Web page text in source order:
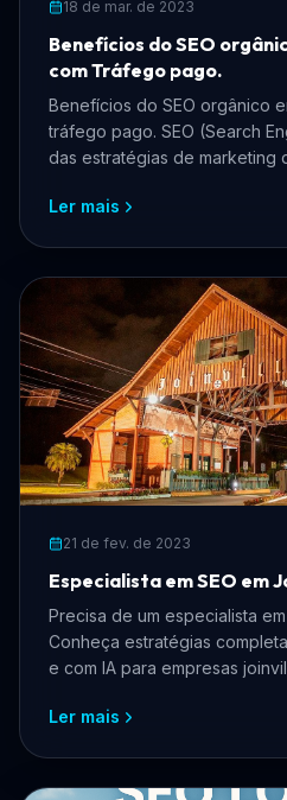
18 de mar. de 2023
Benefícios do SEO
com Tráfego pago.
Benefícios do SEO orgânico
tráfego pago. SEO (Search
das estratégias de marketing
Ler mais
21 de fev. de 2023
Especialista em SEO em
Precisa de um especialista
Conheça estratégias
e com IA para empresas
buscadores.
Ler mais